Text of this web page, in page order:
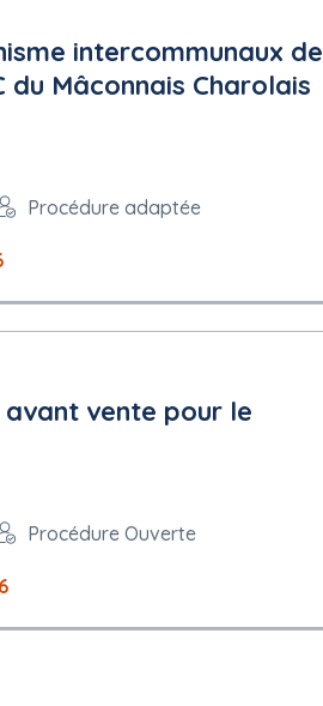
intercommunaux de
Mâconnais Charolais
Procédure adaptée
vente pour le
Procédure Ouverte